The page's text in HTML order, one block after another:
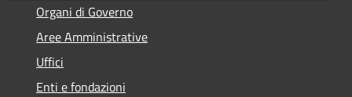
Organi di Governo
Aree Amministrative
Uffici
Enti e fondazioni